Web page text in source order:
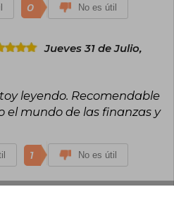
0 No es útil
Jueves 31 de Julio,
leyendo. Recomendable
el mundo de las finanzas y
1 No es útil